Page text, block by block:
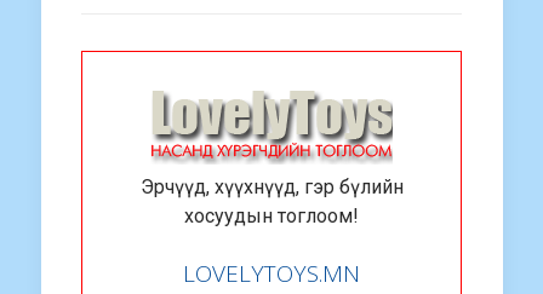
Эрчүүд, хүүхнүүд, гэр бүлийн
хосуудын тоглоом!
LOVELYTOYS.MN